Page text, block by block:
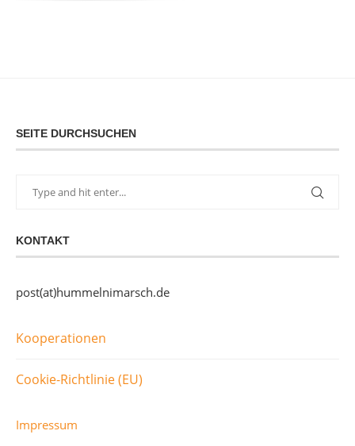
SEITE DURCHSUCHEN
KONTAKT
post(at)hummelnimarsch.de
Kooperationen
Cookie-Richtlinie (EU)
Impressum